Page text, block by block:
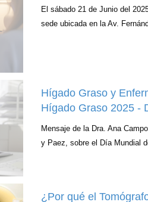
El sábado 21 de Junio del
sede ubicada en la Av.
Hígado Graso y
Hígado Graso 2025 -
Mensaje de la Dra. Ana
y Paez, sobre el Día Mundial
¿Por qué el